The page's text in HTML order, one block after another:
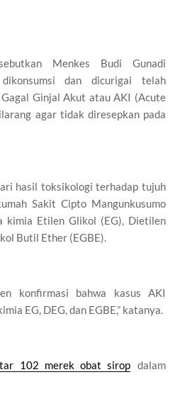
Menkes Budi Gunadi
dan dicurigai telah
Ginjal Akut atau AKI (Acute
agar tidak diresepkan pada
hasil toksikologi terhadap tujuh
Sakit Cipto Mangunkusumo
kimia Etilen Glikol (EG), Dietilen
Butil Ether (EGBE).
konfirmasi bahwa kasus AKI
EG, DEG, dan EGBE,” katanya.
102 merek obat sirop dalam